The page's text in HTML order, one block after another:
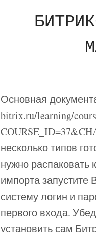
Основная
bitrix.ru/learning/
несколько типов
нужно распаковать
импорта запустите
систему логин и
первого входа.
установить сам